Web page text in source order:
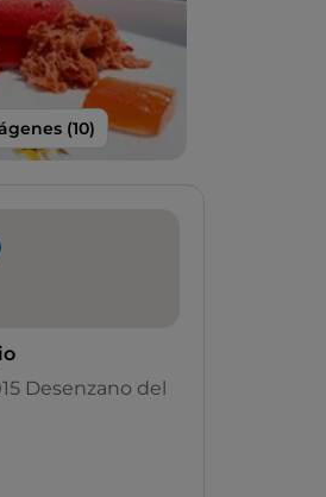
Desenzano del